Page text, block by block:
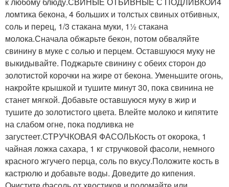
ломтика бекона, 4 больших и толстых свиных отбивных,
соль и перец, 1/3 стакана муки, 1½ стакана
молока.Сначала обжарьте бекон, потом обваляйте
свинину в муке с солью и перцем. Оставшуюся муку не
выкидывайте. Поджарьте свинину с обеих сторон до
золотистой корочки на жире от бекона. Уменьшите огонь,
накройте крышкой и тушите минут 30, пока свинина не
станет мягкой. Добавьте оставшуюся муку в жир и
тушите до золотистого цвета. Влейте молоко и кипятите
на слабом огне, пока подливка не
загустеет.СТРУЧКОВАЯ ФАСОЛЬКость от окорока, 1
чайная ложка сахара, 1 кг стручковой фасоли, немного
красного жгучего перца, соль по вкусу.Положите кость в
кастрюлю и добавьте воды. Доведите до кипения.